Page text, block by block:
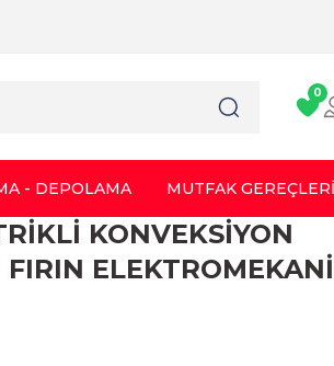
0
- DEPOLAMA MUTFAK GEREÇLERİ
KONVEKSİYON